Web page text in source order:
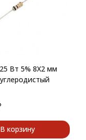
Вт 5% 8X2 мм
В корзину